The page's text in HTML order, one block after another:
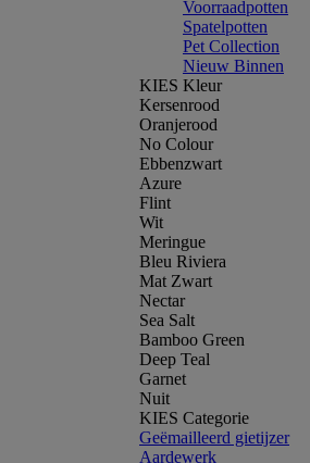
Voorraadpotten
Spatelpotten
Pet Collection
Nieuw Binnen
KIES Kleur
Kersenrood
Oranjerood
No Colour
Ebbenzwart
Azure
Flint
Wit
Meringue
Bleu Riviera
Mat Zwart
Nectar
Sea Salt
Bamboo Green
Deep Teal
Garnet
Nuit
KIES Categorie
Geëmailleerd gietijzer
Aardewerk